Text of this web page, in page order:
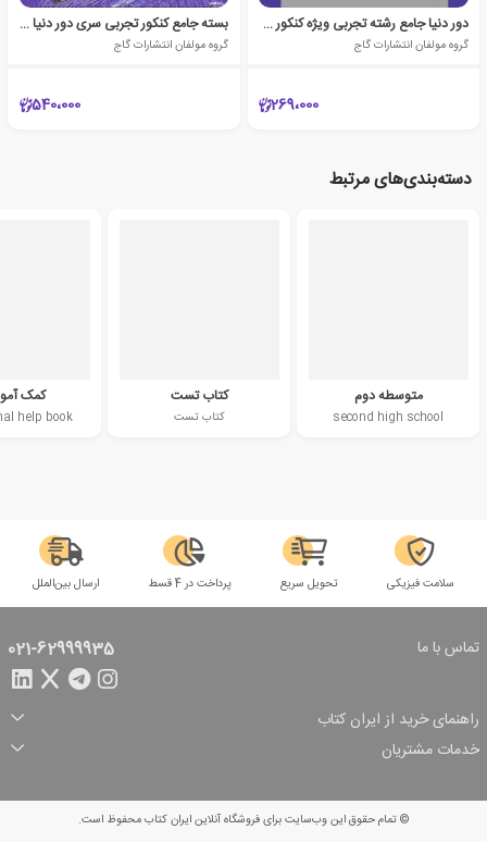
دور دنیا جامع رشته تجربی ویژه کنکور دی ماه
گروه مولفان انتشارات گاج
269،000
بسته جامع کنکور تجربی سری دور دنیا در چهار ساعت ویژه کنکور تیر ماه (جلد اول)
گروه مولفان انتشارات گاج
540،000
دسته‌بندی‌های مرتبط
متوسطه دوم
second high school
کتاب تست
کتاب تست
کمک
help book
سلامت فیزیکی تحویل سریع پرداخت در 4 قسط ارسال بین‌الملل
تماس با ما 021-62999935
راهنمای خرید از ایران کتاب
ثبت سفارش
شرایط ارسال سفارش
شیوه پرداخت
تخفیف‌های خرید
خدمات مشتریان
© تمام حقوق این وب‌سایت برای فروشگاه آنلاین ایران کتاب محفوظ است.